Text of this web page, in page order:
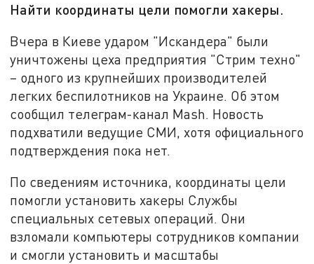
Найти координаты цели помогли хакеры.
Вчера в Киеве ударом "Искандера" были
уничтожены цеха предприятия "Стрим техно"
– одного из крупнейших производителей
легких беспилотников на Украине. Об этом
сообщил телеграм-канал Mash. Новость
подхватили ведущие СМИ, хотя официального
подтверждения пока нет.
По сведениям источника, координаты цели
помогли установить хакеры Службы
специальных сетевых операций. Они
взломали компьютеры сотрудников компании
и смогли установить и масштабы